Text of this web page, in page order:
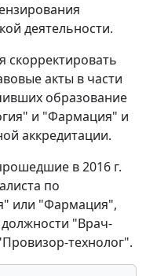
деятельности.
скорректировать
акты в части
образование
и "Фармация" и
аккредитации.
в 2016 г.
по
или "Фармация",
должности "Врач-
технолог".